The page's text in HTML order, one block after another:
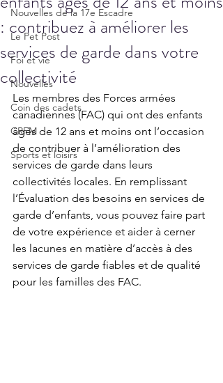
Nouvelles de la 17e Escadre
Le Pet Post
Foi et vie
Nouvelles
Coin des cadets
CRFM
Sports et loisirs
: contribuez à améliorer les
services de garde dans votre
collectivité
Les membres des Forces armées
canadiennes (FAC) qui ont des enfants
âgés de 12 ans et moins ont l’occasion
de contribuer à l’amélioration des
services de garde dans leurs
collectivités locales. En remplissant
l’Évaluation des besoins en services de
garde d’enfants, vous pouvez faire part
de votre expérience et aider à cerner
les lacunes en matière d’accès à des
services de garde fiables et de qualité
pour les familles des FAC.